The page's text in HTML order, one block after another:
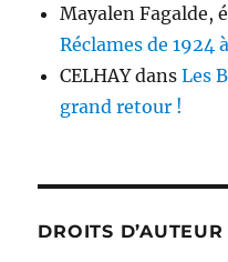
Mayalen Fagalde,
Réclames de 1924
CELHAYdansLes
grand retour !
DROITS D’AUTEUR